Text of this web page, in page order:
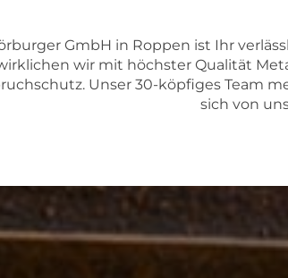
GmbH in Roppen ist Ihr
wir mit höchster Qualität
Unser 30-köpfiges Team
sich von